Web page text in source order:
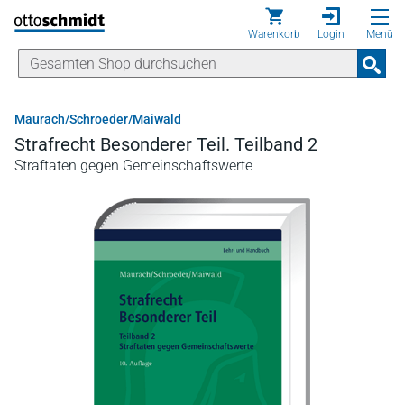
Direkt zum Inhalt
Warenkorb Login Menü
Maurach/Schroeder/Maiwald
Strafrecht Besonderer Teil. Teilband 2
Straftaten gegen Gemeinschaftswerte